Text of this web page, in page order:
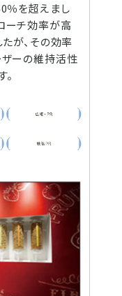
％を超えまし
ーチ効率が高
たが、その効率
ザーの維持活性